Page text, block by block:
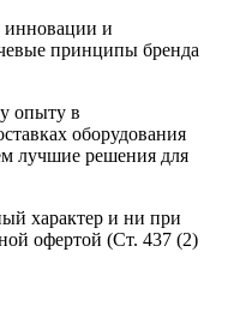
и
принципы бренда
опыту в
оборудования
лучшие решения для
характер и ни при
офертой (Ст. 437 (2)